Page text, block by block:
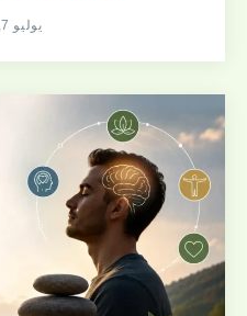
يوليو 7, 2026